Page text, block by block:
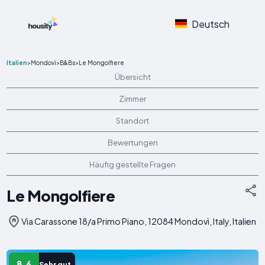
Deutsch
Italien>Mondovì>B&Bs>Le Mongolfiere
Übersicht
Zimmer
Standort
Bewertungen
Häufig gestellte Fragen
Le Mongolfiere
Via Carassone 18/a Primo Piano, 12084 Mondovì, Italy, Italien